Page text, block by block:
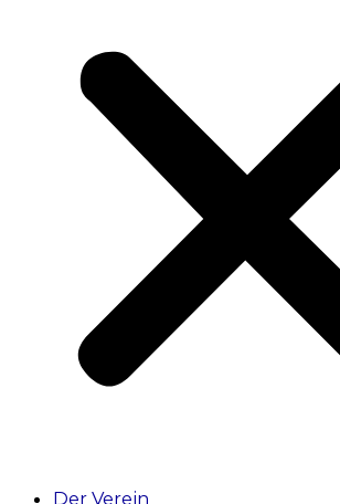
Der Verein